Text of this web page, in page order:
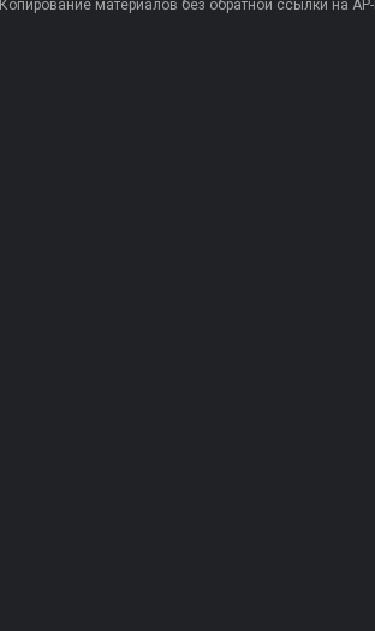
Копирование материалов без обратной ссылки на